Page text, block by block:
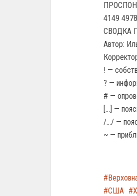
4149
СВОДКА
Автор:
! —
? —
# —
[…] —
/…/ —
~ —
США